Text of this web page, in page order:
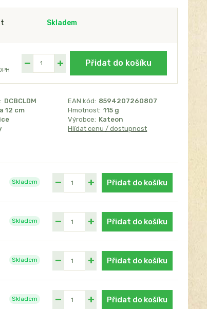
Skladem
Přidat do košíku
DCBCLDM EAN kód: 8594207260807
12 cm Hmotnost: 115 g
Výrobce: Kateon
Hlídat cenu / dostupnost
Skladem Přidat do košíku
Skladem Přidat do košíku
Skladem Přidat do košíku
Skladem Přidat do košíku